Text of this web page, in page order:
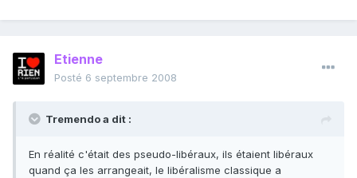
Etienne
Posté 6 septembre 2008
Tremendo a dit :
En réalité c'était des pseudo-libéraux, ils étaient libéraux
quand ça les arrangeait, le libéralisme classique a